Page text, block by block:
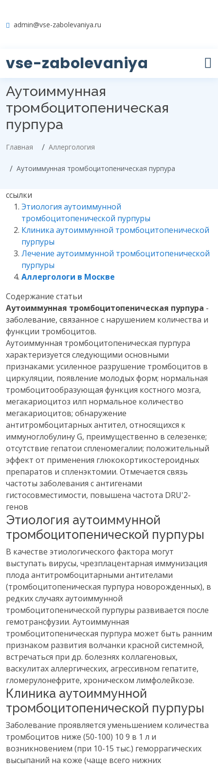
admin@vse-zabolevaniya.ru
vse-zabolevaniya
Аутоиммунная
тромбоцитопеническая
пурпура
Главная Аллергология
Аутоиммунная тромбоцитопеническая пурпура
ссылки
Этиология аутоиммунной
тромбоцитопенической пурпуры
Клиника аутоиммунной тромбоцитопенической
пурпуры
Лечение аутоиммунной тромбоцитопенической
пурпуры
Аллергологи в Москве
Содержание статьи
Аутоиммунная тромбоцитопеническая пурпура -
заболевание, связанное с нарушением количества и
функции тромбоцитов.
Аутоиммунная тромбоцитопеническая пурпура
характеризуется следующими основными
признаками: усиленное разрушение тромбоцитов в
циркуляции, появление молодых форм; нормальная
тромбоцитообразующая функция костного мозга,
мегакариоцитоз илп нормальное количество
мегакариоцитов; обнаружение
антитромбоцитарных антител, относящихся к
иммуноглобулину G, преимущественно в селезенке;
отсутствие гепатои спленомегалии; положительный
эффект от применения глюкокортикостероидных
препаратов и спленэктомии. Отмечается связь
частоты заболевания с антигенами
гистосовместимости, повышена частота DRU'2-
генов
Этиология аутоиммунной
тромбоцитопенической пурпуры
В качестве этиологического фактора могут
выступать вирусы, чрезплацентарная иммунизация
плода антитромбоцитарными антителами
(тромбоцитопеническая пурпура новорожденных), в
редких случаях аутоиммунной
тромбоцитопенической пурпуры развивается после
гемотрансфузии. Аутоиммунная
тромбоцитопеническая пурпура может быть ранним
признаком развития волчанки красной системной,
встречаться при др. болезнях коллагеновых,
васкулитах аллергических, агрессивном гепатите,
гломерулонефрите, хроническом лимфолейкозе.
Клиника аутоиммунной
тромбоцитопенической пурпуры
Заболевание проявляется уменьшением количества
тромбоцитов ниже (50-100) 10 9 в 1 л и
возникновением (при 10-15 тыс.) геморрагических
высыпаний на коже (чаще всего нижних